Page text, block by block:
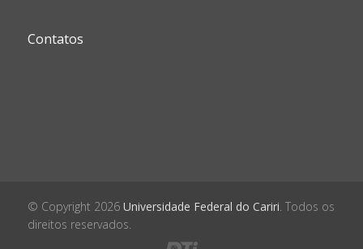
Contatos
© Copyright 2026 Universidade Federal do Cariri . Todos os
direitos reservados.